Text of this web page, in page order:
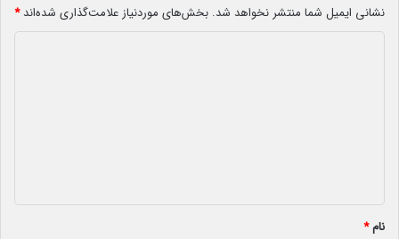
نشانی ایمیل شما منتشر نخواهد شد. بخش‌های موردنیاز علامت‌گذاری شده‌اند*
*
نام*